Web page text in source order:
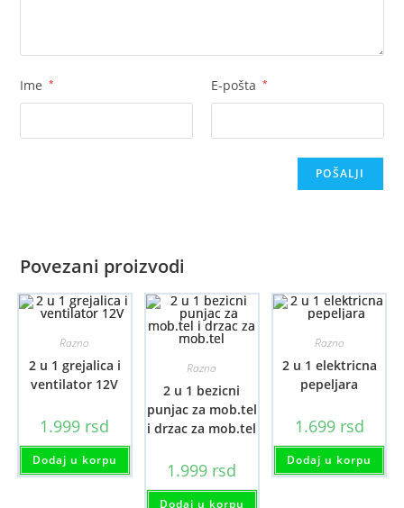
Ime * E-pošta *
Povezani proizvodi
Razno
2 u 1 grejalica i
ventilator 12V
1.999 rsd
Dodaj u korpu
Razno
2 u 1 bezicni
punjac za mob.tel
i drzac za mob.tel
1.999 rsd
Dodaj u korpu
Razno
2 u 1 elektricna
pepeljara
1.699 rsd
Dodaj u korpu